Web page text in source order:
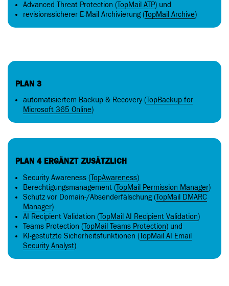
Advanced Threat Protection (TopMail ATP) und
revisionssicherer E-Mail Archivierung (TopMail Archive)
PLAN 3
automatisiertem Backup & Recovery (TopBackup for
Microsoft 365 Online)
PLAN 4 ERGÄNZT ZUSÄTZLICH
Security Awareness (TopAwareness)
Berechtigungsmanagement (TopMail Permission Manager)
Schutz vor Domain-/Absenderfälschung (TopMail DMARC
Manager)
AI Recipient Validation (TopMail AI Recipient Validation)
Teams Protection (TopMail Teams Protection) und
KI-gestützte Sicherheitsfunktionen (TopMail AI Email
Security Analyst)